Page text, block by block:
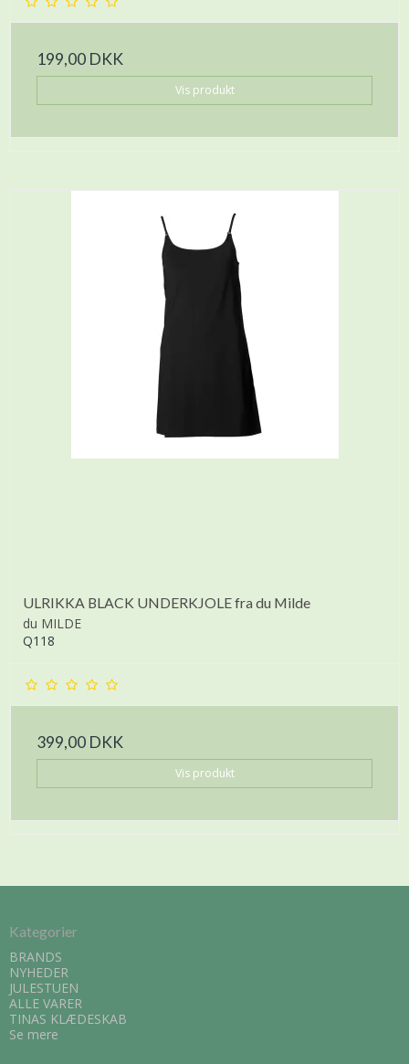
199,00 DKK
Vis produkt
ULRIKKA BLACK UNDERKJOLE fra du Milde
du MILDE
Q118
399,00 DKK
Vis produkt
Kategorier
BRANDS
NYHEDER
JULESTUEN
ALLE VARER
TINAS KLÆDESKAB
Se mere